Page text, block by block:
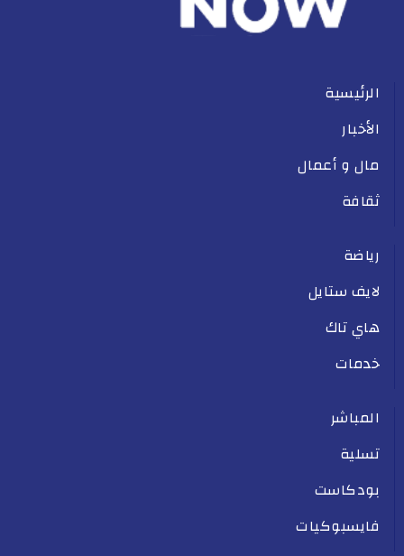
الرئيسية
الأخبار
مال و أعمال
ثقافة
رياضة
لايف ستايل
هاي تاك
خدمات
المباشر
تسلية
بودكاست
فايسبوكيات